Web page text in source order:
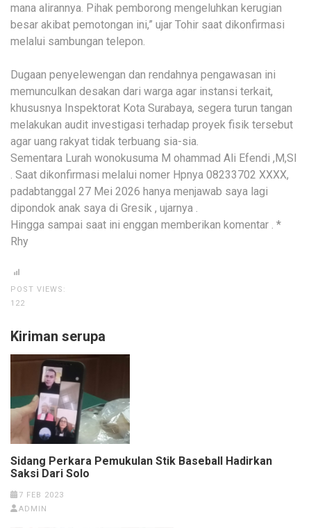
mana alirannya. Pihak pemborong mengeluhkan kerugian
besar akibat pemotongan ini,” ujar Tohir saat dikonfirmasi
melalui sambungan telepon.
Dugaan penyelewengan dan rendahnya pengawasan ini
memunculkan desakan dari warga agar instansi terkait,
khususnya Inspektorat Kota Surabaya, segera turun tangan
melakukan audit investigasi terhadap proyek fisik tersebut
agar uang rakyat tidak terbuang sia-sia.
Sementara Lurah wonokusuma M ohammad Ali Efendi ,M,SI
. Saat dikonfirmasi melalui nomer Hpnya 08233702 XXXX,
padabtanggal 27 Mei 2026 hanya menjawab saya lagi
dipondok anak saya di Gresik , ujarnya .
Hingga sampai saat ini enggan memberikan komentar . *
Rhy
POST VIEWS:
122
Kiriman serupa
Sidang Perkara Pemukulan Stik Baseball Hadirkan
Saksi Dari Solo
7 FEB 2023
ADMIN